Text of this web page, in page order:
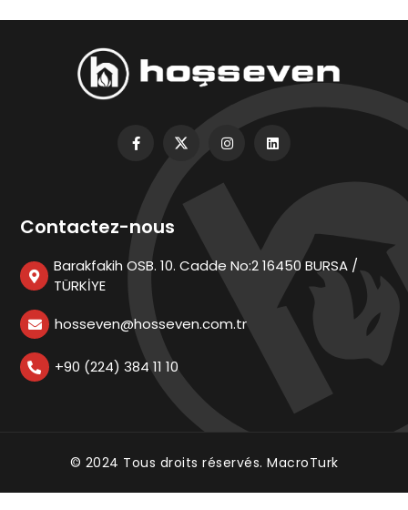
Contactez-nous
Barakfakih OSB. 10. Cadde No:2 16450 BURSA /
TÜRKİYE
hosseven@hosseven.com.tr
+90 (224) 384 11 10
© 2024 Tous droits réservés. MacroTurk